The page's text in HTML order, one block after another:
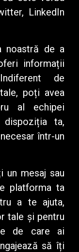
LinkedIn
noastră de a
informații
de
poți avea
al echipei
ta,
într-un
un mesaj sau
platforma ta
a te ajuta,
tale și pentru
de care ai
să îți